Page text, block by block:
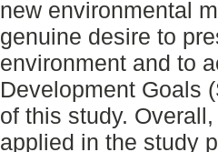
new environmental
genuine desire to
environment and to
Development Goals
of this study.
applied in the study